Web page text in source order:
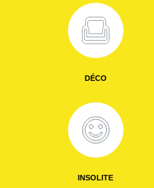
DÉCO
INSOLITE